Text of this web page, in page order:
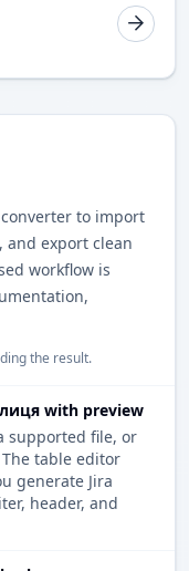
converter to import
and export clean
workflow is
the result.
with preview
supported file, or
table editor
generate Jira
header, and